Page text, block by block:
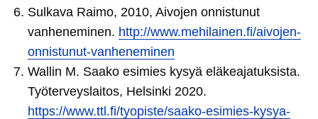
Sulkava Raimo, 2010, Aivojen onnistunut
vanheneminen. http://www.mehilainen.fi/aivojen-
onnistunut-vanheneminen
Wallin M. Saako esimies kysyä eläkeajatuksista.
Työterveyslaitos, Helsinki 2020.
https://www.ttl.fi/tyopiste/saako-esimies-kysya-